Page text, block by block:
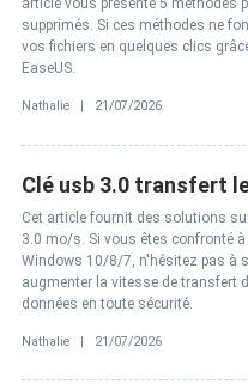
supprimés. Si ces méthodes ne
vos fichiers en quelques clics
EaseUS.
Nathalie | 21/07/2026
Clé usb 3.0 transfert
Cet article fournit des solutions
3.0 mo/s. Si vous êtes confronté
Windows 10/8/7, n'hésitez pas à
augmenter la vitesse de transfert
données en toute sécurité.
Nathalie | 21/07/2026